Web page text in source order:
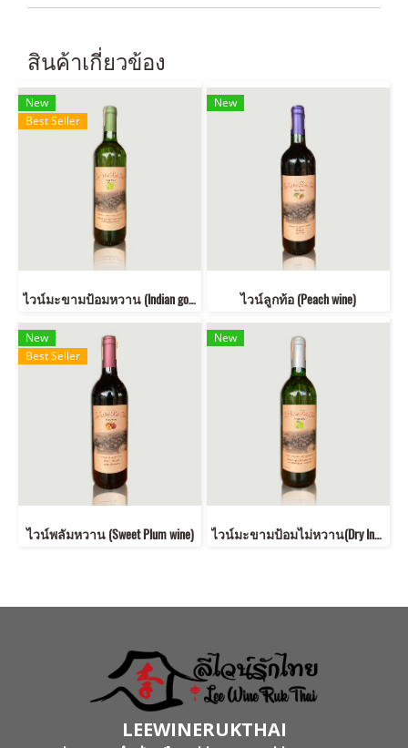
สินค้าเกี่ยวข้อง
New
Best Seller
ไวน์มะขามป้อมหวาน (Indian goosberry sweet wine)
New
ไวน์ลูกท้อ (Peach wine)
New
Best Seller
ไวน์พลัมหวาน (Sweet Plum wine)
New
ไวน์มะขามป้อมไม่หวาน(Dry Indian gooseberry wine)
LEEWINERUKTHAI